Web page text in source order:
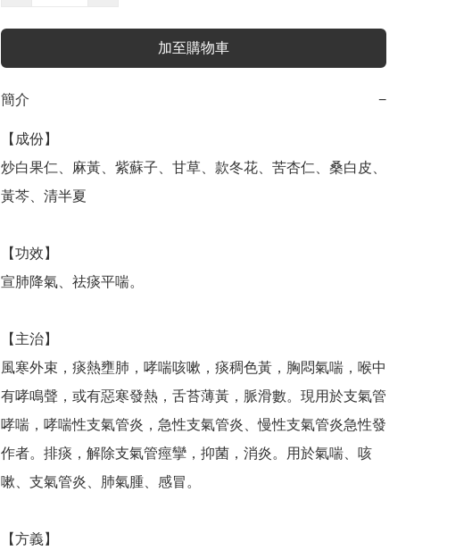
加至購物車
簡介 −
【成份】
炒白果仁、麻黃、紫蘇子、甘草、款冬花、苦杏仁、桑白皮、
黃芩、清半夏
【功效】
宣肺降氣、祛痰平喘。
【主治】
風寒外束，痰熱壅肺，哮喘咳嗽，痰稠色黃，胸悶氣喘，喉中
有哮鳴聲，或有惡寒發熱，舌苔薄黃，脈滑數。現用於支氣管
哮喘，哮喘性支氣管炎，急性支氣管炎、慢性支氣管炎急性發
作者。排痰，解除支氣管痙攣，抑菌，消炎。用於氣喘、咳
嗽、支氣管炎、肺氣腫、感冒。
【方義】